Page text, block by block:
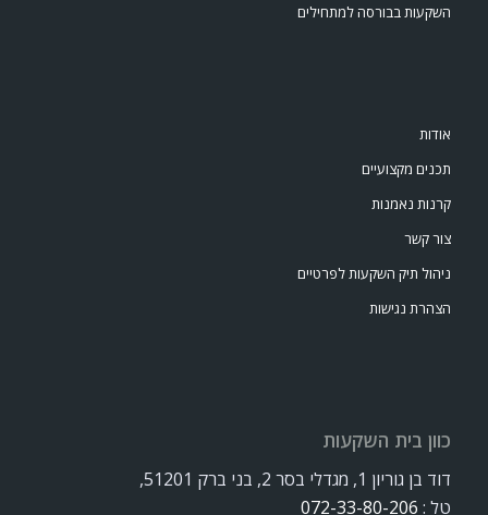
השקעות בבורסה למתחילים
אודות
תכנים מקצועיים
קרנות נאמנות
צור קשר
ניהול תיק השקעות לפרטיים
הצהרת נגישות
כוון בית השקעות
דוד בן גוריון 1, מגדלי בסר 2, בני ברק 51201,
טל : 072-33-80-206